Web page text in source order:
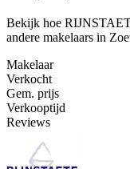
Bekijk hoe
andere makelaars in
Makelaar
Verkocht
Gem. prijs
Verkooptijd
Reviews